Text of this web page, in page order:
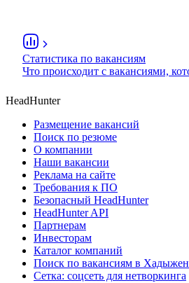
Статистика по вакансиям
Что происходит с вакансиями,
HeadHunter
Размещение вакансий
Поиск по резюме
О компании
Наши вакансии
Реклама на сайте
Требования к ПО
Безопасный HeadHunter
HeadHunter API
Партнерам
Инвесторам
Каталог компаний
Поиск по вакансиям в
Сетка: соцсеть для нетворкинга